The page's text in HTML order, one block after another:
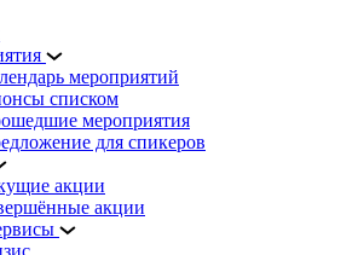
мероприятий
списком
мероприятия
для спикеров
акции
акции